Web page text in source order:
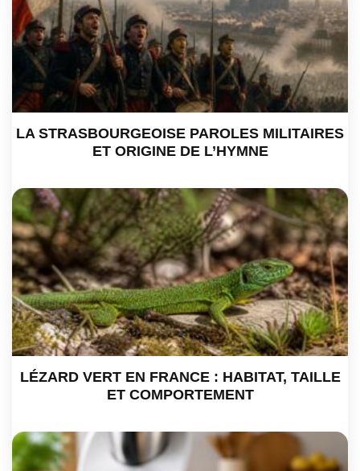
LA STRASBOURGEOISE PAROLES MILITAIRES
ET ORIGINE DE L’HYMNE
LÉZARD VERT EN FRANCE : HABITAT, TAILLE
ET COMPORTEMENT